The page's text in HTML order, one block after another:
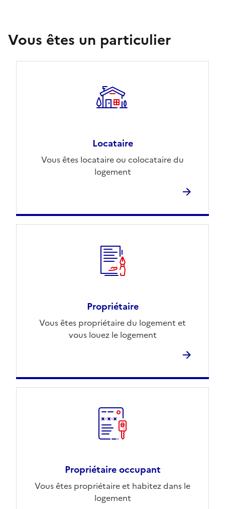
Vous êtes un particulier
Locataire
Vous êtes locataire ou colocataire du
logement
Propriétaire
Vous êtes propriétaire du logement et
vous louez le logement
Propriétaire occupant
Vous êtes propriétaire et habitez dans le
logement